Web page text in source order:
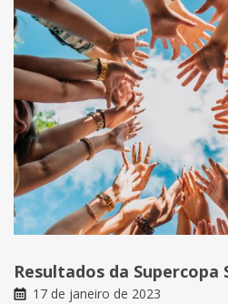
Resultados da Supercopa
17 de janeiro de 2023